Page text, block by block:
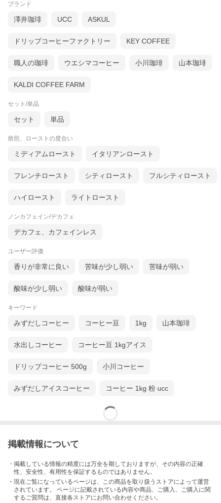
ブランド
澤井珈琲 UCC ASKUL
ドリップコーヒーファクトリー KEY COFFEE
職人の珈琲 ウエシマコーヒー 小川珈琲 山本珈琲
KALDI COFFEE FARM
セット/単品
セット 単品
焙煎、ローストの度合い
ミディアムロースト イタリアンロースト
フレンチロースト シティロースト フルシティロースト
ハイロースト ライトロースト
ノンカフェイン/デカフェ
デカフェ、カフェインレス
ユーザー評価
香りが非常に良い 苦味が少し弱い 苦味が弱い
酸味が少し弱い 酸味が弱い
キーワード
みずだしコーヒー コーヒー豆 1kg 山本珈琲
水出しコーヒー コーヒー豆 1kgアイス
ドリップコーヒー 500g 小川コーヒー
みずだしアイスコーヒー コーヒー 1kg 粉 ucc
掲載情報について
・掲載している情報の精度には万全を期しておりますが、その内容の正確
性、安全性、有用性を保証するものではありません。
・現在ご覧になっているページは、この商品を取り扱うストアによって運営
されています。 ページに記載されている内容や商品、ご購入 、ご購入に関
するご質問は、直接各ストアにお問い合わせください。